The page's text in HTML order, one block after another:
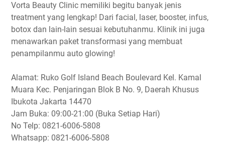
Vorta Beauty Clinic memiliki begitu banyak jenis
treatment yang lengkap! Dari facial, laser, booster, infus,
botox dan lain-lain sesuai kebutuhanmu. Klinik ini juga
menawarkan paket transformasi yang membuat
penampilanmu auto glowing!
Alamat: Ruko Golf Island Beach Boulevard Kel. Kamal
Muara Kec. Penjaringan Blok B No. 9, Daerah Khusus
Ibukota Jakarta 14470
Jam Buka: 09:00-21:00 (Buka Setiap Hari)
No Telp: 0821-6006-5808
Whatsapp: 0821-6006-5808